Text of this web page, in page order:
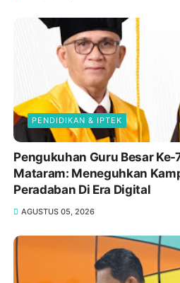
PENDIDIKAN & IPTEK
Pengukuhan Guru Besar Ke-
Mataram: Meneguhkan
Peradaban Di Era Digital
AGUSTUS 05, 2026